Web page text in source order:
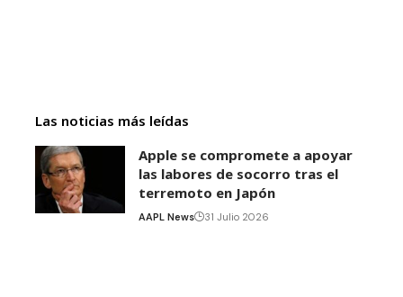
Las noticias más leídas
Apple se compromete a apoyar
las labores de socorro tras el
terremoto en Japón
AAPL News 31 Julio 2026